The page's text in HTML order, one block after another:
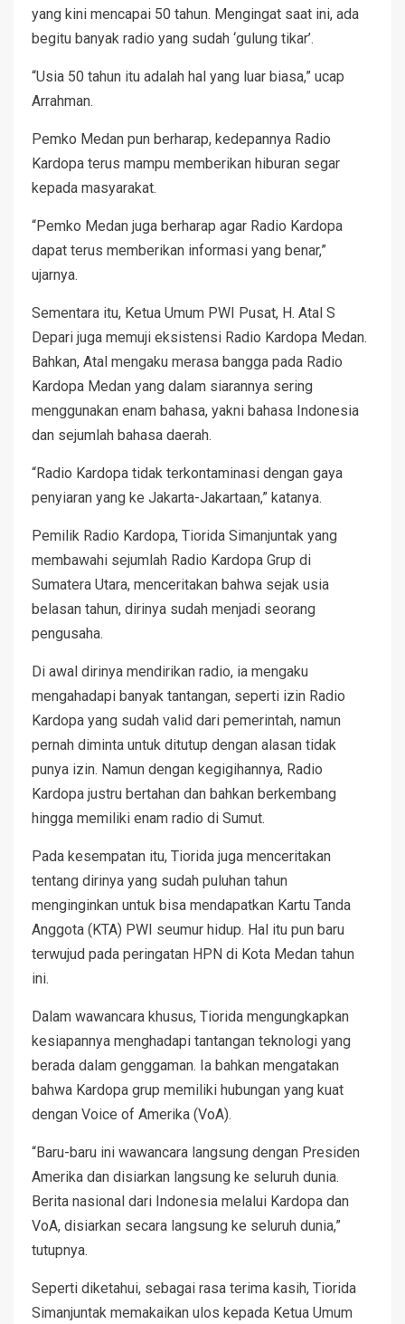
yang kini mencapai 50 tahun. Mengingat saat ini, ada
begitu banyak radio yang sudah ‘gulung tikar’.
“Usia 50 tahun itu adalah hal yang luar biasa,” ucap
Arrahman.
Pemko Medan pun berharap, kedepannya Radio
Kardopa terus mampu memberikan hiburan segar
kepada masyarakat.
“Pemko Medan juga berharap agar Radio Kardopa
dapat terus memberikan informasi yang benar,”
ujarnya.
Sementara itu, Ketua Umum PWI Pusat, H. Atal S
Depari juga memuji eksistensi Radio Kardopa Medan.
Bahkan, Atal mengaku merasa bangga pada Radio
Kardopa Medan yang dalam siarannya sering
menggunakan enam bahasa, yakni bahasa Indonesia
dan sejumlah bahasa daerah.
“Radio Kardopa tidak terkontaminasi dengan gaya
penyiaran yang ke Jakarta-Jakartaan,” katanya.
Pemilik Radio Kardopa, Tiorida Simanjuntak yang
membawahi sejumlah Radio Kardopa Grup di
Sumatera Utara, menceritakan bahwa sejak usia
belasan tahun, dirinya sudah menjadi seorang
pengusaha.
Di awal dirinya mendirikan radio, ia mengaku
mengahadapi banyak tantangan, seperti izin Radio
Kardopa yang sudah valid dari pemerintah, namun
pernah diminta untuk ditutup dengan alasan tidak
punya izin. Namun dengan kegigihannya, Radio
Kardopa justru bertahan dan bahkan berkembang
hingga memiliki enam radio di Sumut.
Pada kesempatan itu, Tiorida juga menceritakan
tentang dirinya yang sudah puluhan tahun
menginginkan untuk bisa mendapatkan Kartu Tanda
Anggota (KTA) PWI seumur hidup. Hal itu pun baru
terwujud pada peringatan HPN di Kota Medan tahun
ini.
Dalam wawancara khusus, Tiorida mengungkapkan
kesiapannya menghadapi tantangan teknologi yang
berada dalam genggaman. Ia bahkan mengatakan
bahwa Kardopa grup memiliki hubungan yang kuat
dengan Voice of Amerika (VoA).
“Baru-baru ini wawancara langsung dengan Presiden
Amerika dan disiarkan langsung ke seluruh dunia.
Berita nasional dari Indonesia melalui Kardopa dan
VoA, disiarkan secara langsung ke seluruh dunia,”
tutupnya.
Seperti diketahui, sebagai rasa terima kasih, Tiorida
Simanjuntak memakaikan ulos kepada Ketua Umum